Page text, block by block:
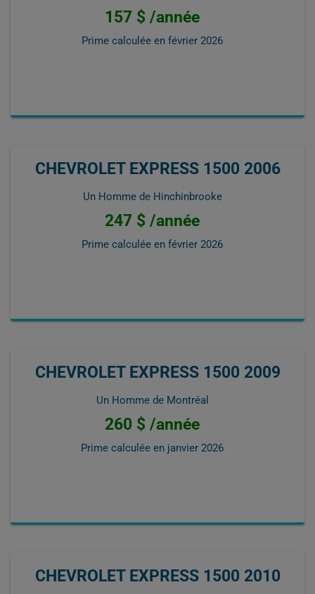
157 $ /année
Prime calculée en février 2026
CHEVROLET EXPRESS 1500 2006
Un Homme de Hinchinbrooke
247 $ /année
Prime calculée en février 2026
CHEVROLET EXPRESS 1500 2009
Un Homme de Montréal
260 $ /année
Prime calculée en janvier 2026
CHEVROLET EXPRESS 1500 2010